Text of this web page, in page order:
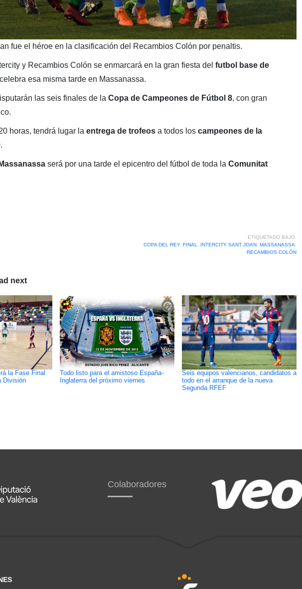
fue el héroe en la clasificación del Recambios Colón por penaltis.
y Recambios Colón se enmarcará en la gran fiesta del futbol base de
esa misma tarde en Massanassa.
las seis finales de la Copa de Campeones de Fútbol 8, con gran
horas, tendrá lugar la entrega de trofeosa todos los campeones de la
.
Massanassaserá por una tarde el epicentro del fútbol de toda la Comunitat
ETIQUETADO BAJO:
COPA DEL REY, FINAL INTERCITY SANT JOAN, MASSANASSA
RECAMBIOS COLÓN
next
la Fase Final
División
Todo listo para el amistoso España-
Inglaterra del próximo viernes
Seis equipos valencianos, candidatos a
todo en el arranque de la nueva
Segunda RFEF
Colaboradores